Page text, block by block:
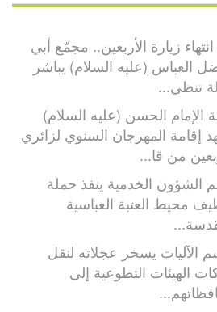
زيارة الأربعين.. مجمّع أبي
العباس (عليه السلام) يباشر
تنظي...
الإمام الحسن (عليه السلام)
إقامة المهرجان السنوي لزائري
من قا...
الشؤون الخدمية ينفذ حملة
محيط العتبة العباسية
الآليات يسخر عجلاته لنقل
الهيئات التطوعية إلى